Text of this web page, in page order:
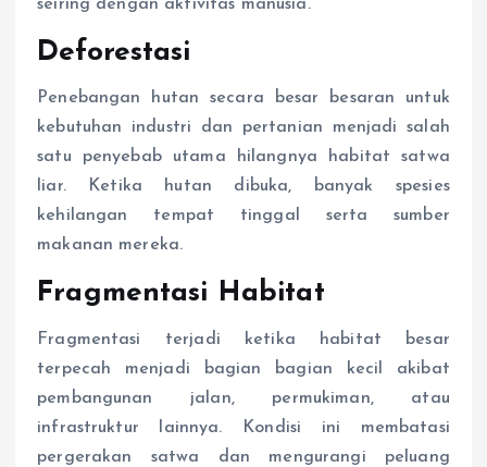
seiring dengan aktivitas manusia.
Deforestasi
Penebangan hutan secara besar besaran untuk
kebutuhan industri dan pertanian menjadi salah
satu penyebab utama hilangnya habitat satwa
liar. Ketika hutan dibuka, banyak spesies
kehilangan tempat tinggal serta sumber
makanan mereka.
Fragmentasi Habitat
Fragmentasi terjadi ketika habitat besar
terpecah menjadi bagian bagian kecil akibat
pembangunan jalan, permukiman, atau
infrastruktur lainnya. Kondisi ini membatasi
pergerakan satwa dan mengurangi peluang